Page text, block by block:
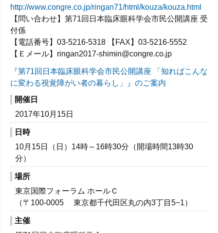
http://www.congre.co.jp/ringan71/html/kouza/kouza.html
【問い合わせ】第71回日本臨床眼科学会市民公開講座 受
付係
【電話番号】03-5216-5318 【FAX】03-5216-5552
【Ｅメール】ringan2017-shimin@congre.co.jp
『第71回日本臨床眼科学会市民公開講座 「知ればこんな
に変わる視覚障がい者の暮らし」』のご案内
開催日
2017年10月15日
日時
10月15日（日）14時～16時30分（開場時間13時30
分）
場所
東京国際フォーラム ホールＣ
（〒100-0005 東京都千代田区丸の内3丁目5−1）
主催